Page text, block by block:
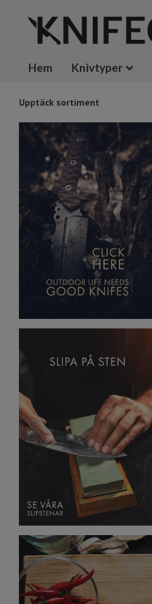
Hem Knivtyper
Upptäck sortiment